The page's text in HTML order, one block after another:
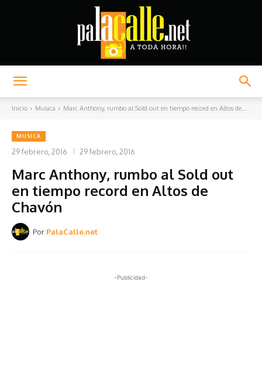
Inicio Musica Marc Anthony, rumbo al Sold out en tiempo record en Altos de...
MUSICA
29 febrero, 2016 29 febrero, 2016
Marc Anthony, rumbo al Sold out
en tiempo record en Altos de
Chavón
Por PalaCalle.net
-Publicidad-